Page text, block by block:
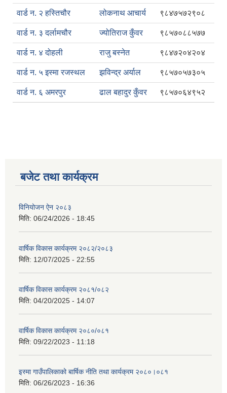
वार्ड न. २ हस्तिचौर लोकनाथ आचार्य ९८४७५७२९०८
वार्ड न. ३ दर्लामचौर ज्योतिराज कुँवर ९८५७०८८५७७
वार्ड न. ४ दोहली राजु बस्नेत ९८४७२०४२०४
वार्ड न. ५ इस्मा रजस्थल झविन्द्र अर्याल ९८५७०५७३०५
वार्ड न. ६ अमरपुर ढाल बहादुर कुँवर ९८५७०६४९५२
बजेट तथा कार्यक्रम
विनियोजन ऐन २०८३
मिति: 06/24/2026 - 18:45
वार्षिक विकास कार्यक्रम २०८२/२०८३
मिति: 12/07/2025 - 22:55
वार्षिक विकास कार्यक्रम २०८१/०८२
मिति: 04/20/2025 - 14:07
वार्षिक विकास कार्यक्रम २०८०/०८१
मिति: 09/22/2023 - 11:18
इस्मा गाउँपालिकाको बार्षिक नीति तथा कार्यक्रम २०८०।०८१
मिति: 06/26/2023 - 16:36